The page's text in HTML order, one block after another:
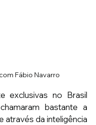
Fábio Navarro
exclusivas no Brasil
bastante a
através da inteligência